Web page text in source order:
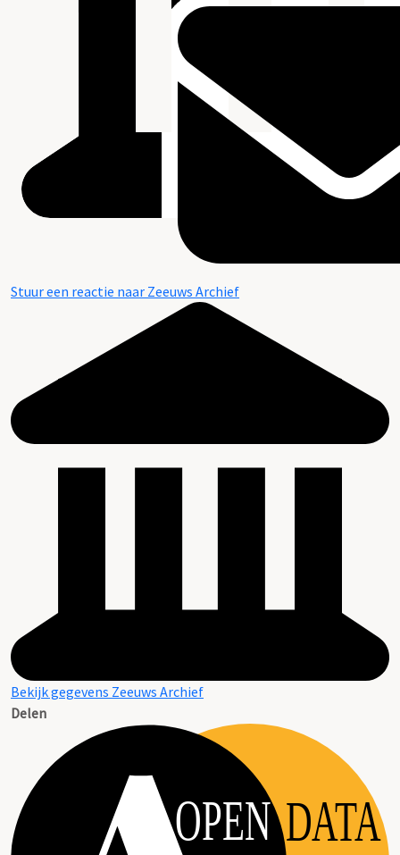
Stuur een reactie naar Zeeuws Archief
Bekijk gegevens Zeeuws Archief
Delen
OPEN DATA